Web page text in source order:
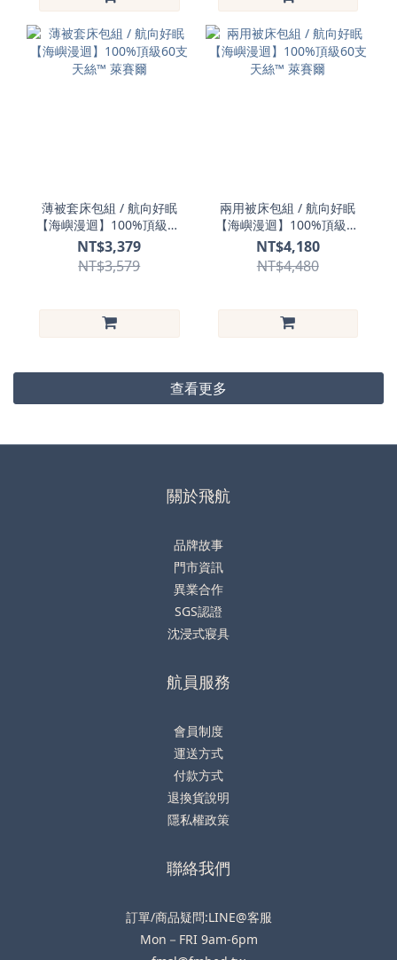
薄被套床包組 / 航向好眠
【海嶼漫迴】100%頂級60
支天絲™ 萊賽爾
NT$3,379
NT$3,579
兩用被床包組 / 航向好眠
【海嶼漫迴】100%頂級60
支天絲™ 萊賽爾
NT$4,180
NT$4,480
查看更多
關於飛航
品牌故事
門市資訊
異業合作
SGS認證
沈浸式寢具
航員服務
會員制度
運送方式
付款方式
退換貨說明
隱私權政策
聯絡我們
訂單/商品疑問:LINE@客服
Mon－FRI 9am-6pm